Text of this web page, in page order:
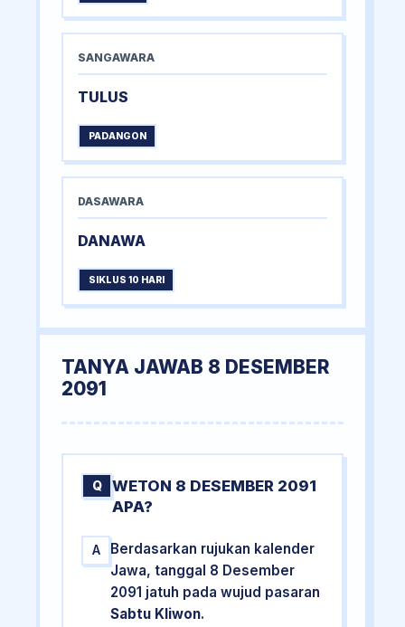
SANGAWARA
TULUS
PADANGON
DASAWARA
DANAWA
SIKLUS 10 HARI
TANYA JAWAB 8 DESEMBER
2091
Q
WETON 8 DESEMBER 2091
APA?
A
Berdasarkan rujukan kalender
Jawa, tanggal 8 Desember
2091 jatuh pada wujud pasaran
Sabtu Kliwon.